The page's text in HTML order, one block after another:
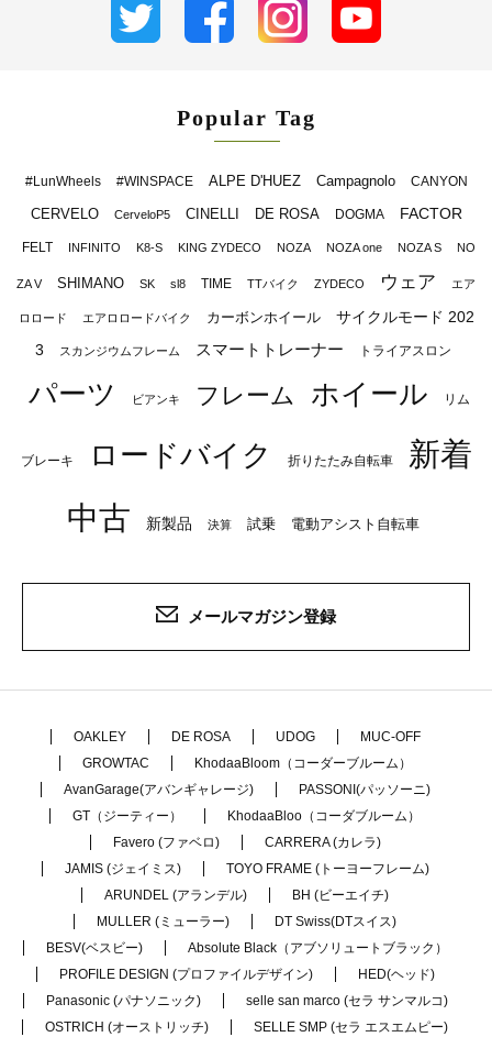
Popular Tag
#LunWheels #WINSPACE ALPE D'HUEZ Campagnolo CANYON
CERVELO CerveloP5 CINELLI DE ROSA DOGMA FACTOR
FELT INFINITO K8-S KING ZYDECO NOZA NOZA one NOZA S NO
ZA V SHIMANO SK sl8 TIME TTバイク ZYDECO ウェア エア
ロロード エアロロードバイク カーボンホイール
サイクルモード 202
3
スカンジウムフレーム スマートトレーナー トライアスロン
パーツ ビアンキ フレーム ホイール リム
ブレーキ ロードバイク 折りたたみ自転車
新着
中古
新製品 決算 試乗 電動アシスト自転車
メールマガジン登録
OAKLEY DE ROSA UDOG
MUC-OFF
GROWTAC
KhodaaBloom（コーダーブルーム）
AvanGarage(アバンギャレージ)
PASSONI(パッソーニ)
GT（ジーティー）
KhodaaBloo（コーダブルーム）
Favero (ファベロ)
CARRERA (カレラ)
JAMIS (ジェイミス)
TOYO FRAME (トーヨーフレーム)
ARUNDEL (アランデル)
BH (ビーエイチ)
MULLER (ミューラー)
DT Swiss(DTスイス)
BESV(ベスビー)
Absolute Black（アブソリュートブラック）
PROFILE DESIGN (プロファイルデザイン)
HED(ヘッド)
Panasonic (パナソニック)
selle san marco (セラ サンマルコ)
OSTRICH (オーストリッチ)
SELLE SMP (セラ エスエムピー)